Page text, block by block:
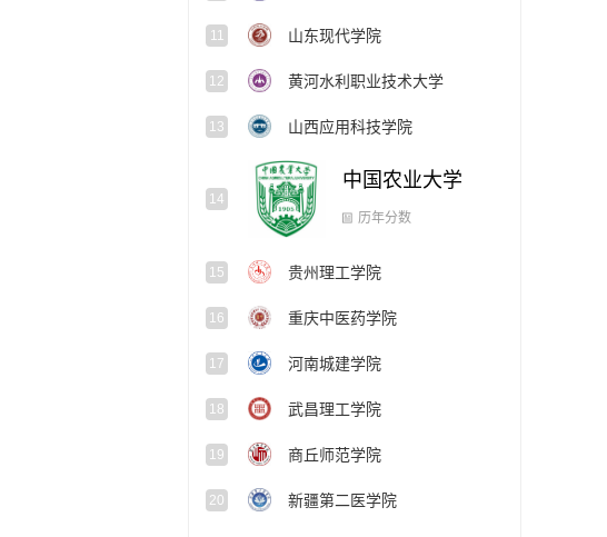
11 山东现代学院
12 黄河水利职业技术大学
13 山西应用科技学院
中国农业大学
贵州理工学院
历年分数
16 重庆中医药学院
17 河南城建学院
18 武昌理工学院
19 商丘师范学院
20 新疆第二医学院